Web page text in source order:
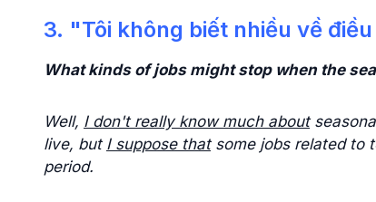
3. "Tôi không biết nhiều về
What kinds of jobs might stop when the
Well, I don't really know much about
live, but I suppose thatsome jobs related to
period.